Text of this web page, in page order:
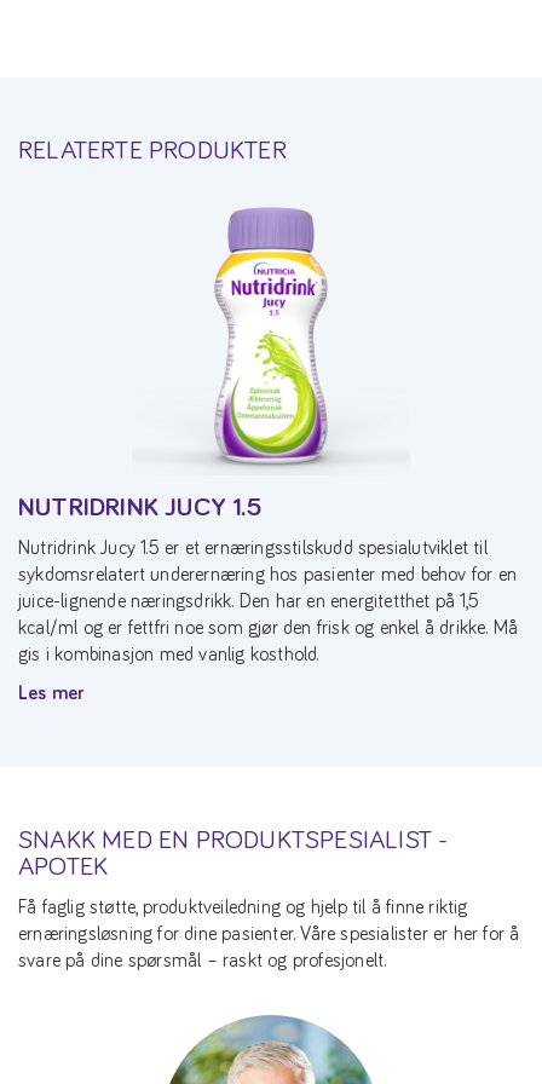
RELATERTE PRODUKTER
NUTRIDRINK JUCY 1.5
Nutridrink Jucy 1.5 er et ernæringsstilskudd spesialutviklet til
sykdomsrelatert underernæring hos pasienter med behov for en
juice-lignende næringsdrikk. Den har en energitetthet på 1,5
kcal/ml og er fettfri noe som gjør den frisk og enkel å drikke. Må
gis i kombinasjon med vanlig kosthold.
Les mer
SNAKK MED EN PRODUKTSPESIALIST -
APOTEK
Få faglig støtte, produktveiledning og hjelp til å finne riktig
ernæringsløsning for dine pasienter. Våre spesialister er her for å
svare på dine spørsmål – raskt og profesjonelt.